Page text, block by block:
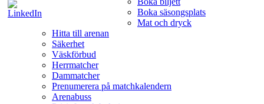
Boka säsongsplats
Mat och dryck
Hitta till arenan
Säkerhet
Väskförbud
Herrmatcher
Dammatcher
Prenumerera på matchkalendern
Arenabuss